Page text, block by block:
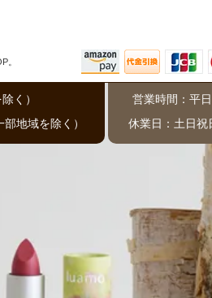
。
く）
地域を除く）
営業時間：平
休業日：土日祝